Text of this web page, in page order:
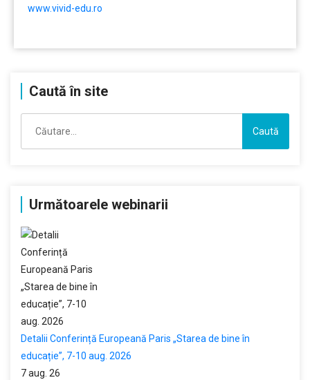
www.vivid-edu.ro
Caută în site
după:
Următoarele webinarii
Detalii Conferință Europeană Paris „Starea de bine în
educație”, 7-10 aug. 2026
7 aug. 26